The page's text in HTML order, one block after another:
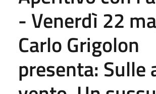
- Venerdì 22
Carlo Grigolon
presenta: Sulle